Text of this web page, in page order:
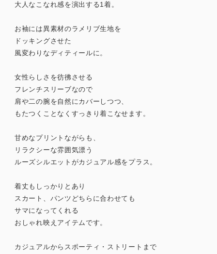
大人なこなれ感を演出する1着。
お袖には異素材のラメリブ生地を
ドッキングさせた
風変わりなディティールに。
女性らしさを彷彿させる
フレンチスリーブなので
肩や二の腕を自然にカバーしつつ、
もたつくことなくすっきり着こなせます。
甘めなプリントながらも、
リラクシーな雰囲気漂う
ルーズシルエットがカジュアル感をプラス。
着丈もしっかりとあり
スカート、パンツどちらに合わせても
サマになってくれる
おしゃれ映えアイテムです。
カジュアルからスポーティ・ストリートまで